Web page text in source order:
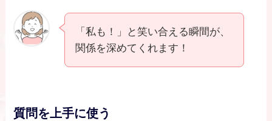
「私も！」と笑い合える瞬間が、
関係を深めてくれます！
質問を上手に使う